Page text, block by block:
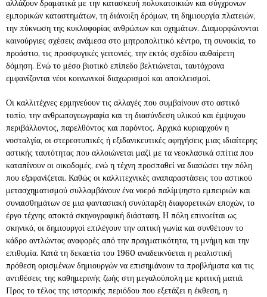
αλλάζουν δραματικά με την κατασκευή πολυκατοικιών και σύγχρονων
εμπορικών καταστημάτων, τη διάνοιξη δρόμων, τη δημιουργία πλατειών,
την πύκνωση της κυκλοφορίας ανθρώπων και οχημάτων. Διαμορφώνονται
καινούργιες σχέσεις ανάμεσα στο μητροπολιτικό κέντρο, τη συνοικία, το
προάστιο, τις προσφυγικές γειτονιές, την εκτός σχεδίου αυθαίρετη
δόμηση. Ενώ το μέσο βιοτικό επίπεδο βελτιώνεται, ταυτόχρονα
εμφανίζονται νέοι κοινωνικοί διαχωρισμοί και αποκλεισμοί.
Οι καλλιτέχνες ερμηνεύουν τις αλλαγές που συμβαίνουν στο αστικό
τοπίο, την ανθρωπογεωγραφία και τη διασύνδεση υλικού και έμψυχου
περιβάλλοντος, παρελθόντος και παρόντος. Αρχικά κυριαρχούν η
νοσταλγία, οι στερεοτυπικές ή εξιδανικευτικές αφηγήσεις μιας ιδιαίτερης
αστικής ταυτότητας που αλλοιώνεται μαζί με τα νεοκλασικά σπίτια που
καταπίνουν οι οικοδομές, ενώ η τέχνη προσπαθεί να διασώσει την πόλη
που εξαφανίζεται. Καθώς οι καλλιτεχνικές αναπαραστάσεις του αστικού
μετασχηματισμού συλλαμβάνουν ένα νοερό παλίμψηστο εμπειριών και
συναισθημάτων σε μια φαντασιακή συνύπαρξη διαφορετικών εποχών, το
έργο τέχνης αποκτά σκηνογραφική διάσταση. Η πόλη επινοείται ως
σκηνικό, οι δημιουργοί επιλέγουν την οπτική γωνία και συνθέτουν το
κάδρο αντλώντας αναφορές από την πραγματικότητα, τη μνήμη και την
επιθυμία. Κατά τη δεκαετία του 1960 αναδεικνύεται η ρεαλιστική
πρόθεση ορισμένων δημιουργών να επισημάνουν τα προβλήματα και τις
αντιθέσεις της καθημερινής ζωής στη μεγαλούπολη με κριτική ματιά.
Προς το τέλος της ιστορικής περιόδου που εξετάζει η έκθεση, η